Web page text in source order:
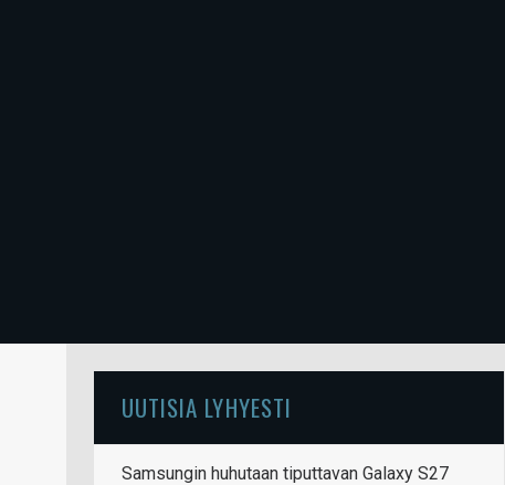
UUTISIA LYHYESTI
Samsungin huhutaan tiputtavan Galaxy S27